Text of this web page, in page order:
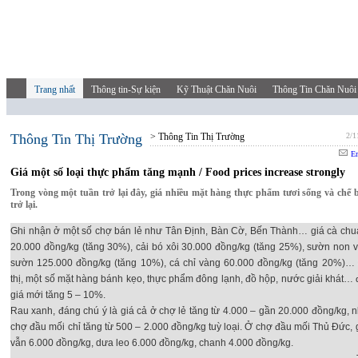
Trang nhất Thông tin-Sự kiện Kỹ Thuật Chăn Nuôi Thông Tin Chăn Nuôi
Thông Tin Thị Trường > Thông Tin Thị Trường 2/
Giá một số loại thực phẩm tăng mạnh / Food prices increase strongly
Trong vòng một tuần trở lại đây, giá nhiều mặt hàng thực phẩm tươi sống và chế
trở lại.
Ghi nhận ở một số chợ bán lẻ như Tân Định, Bàn Cờ, Bến Thành… giá cà
20.000 đồng/kg (tăng 30%), cải bó xôi 30.000 đồng/kg (tăng 25%), sườn non
sườn 125.000 đồng/kg (tăng 10%), cá chỉ vàng 60.000 đồng/kg (tăng 20%)…
thị, một số mặt hàng bánh kẹo, thực phẩm đông lạnh, đồ hộp, nước giải khát…
giá mới tăng 5 – 10%.
Rau xanh, đáng chú ý là giá cả ở chợ lẻ tăng từ 4.000 – gần 20.000 đồng/kg,
chợ đầu mối chỉ tăng từ 500 – 2.000 đồng/kg tuỳ loại. Ở chợ đầu mối Thủ Đức,
vẫn 6.000 đồng/kg, dưa leo 6.000 đồng/kg, chanh 4.000 đồng/kg.